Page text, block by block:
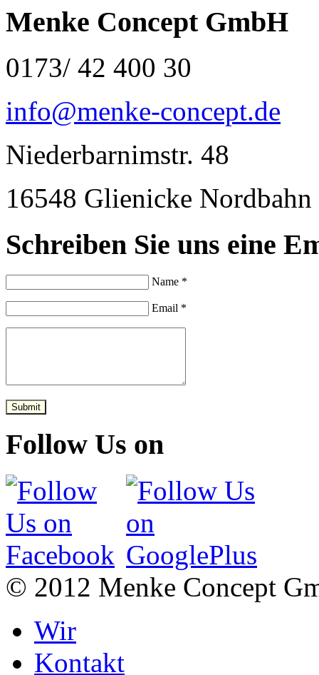
Menke Concept GmbH
0173/ 42 400 30
info@menke-concept.de
Niederbarnimstr. 48
16548 Glienicke Nordbahn
Schreiben Sie uns eine
Name *
Email *
Submit
Follow Us on
© 2012 Menke Concept
Wir
Kontakt